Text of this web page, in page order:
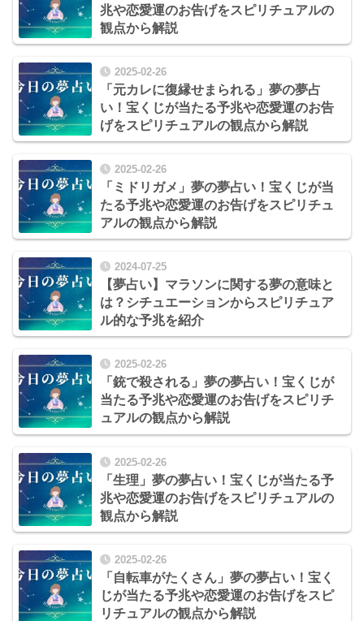
兆や恋愛運のお告げをスピリチュアルの
観点から解説
2025-02-26
「元カレに復縁せまられる」夢の夢占
い！宝くじが当たる予兆や恋愛運のお告
げをスピリチュアルの観点から解説
2025-02-26
「ミドリガメ」夢の夢占い！宝くじが当
たる予兆や恋愛運のお告げをスピリチュ
アルの観点から解説
2024-07-25
【夢占い】マラソンに関する夢の意味と
は？シチュエーションからスピリチュア
ル的な予兆を紹介
2025-02-26
「銃で殺される」夢の夢占い！宝くじが
当たる予兆や恋愛運のお告げをスピリチ
ュアルの観点から解説
2025-02-26
「生理」夢の夢占い！宝くじが当たる予
兆や恋愛運のお告げをスピリチュアルの
観点から解説
2025-02-26
「自転車がたくさん」夢の夢占い！宝く
じが当たる予兆や恋愛運のお告げをスピ
リチュアルの観点から解説